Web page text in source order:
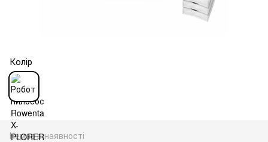
Колір
Немає в наявності